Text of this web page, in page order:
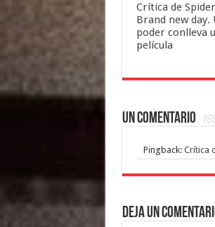
Crítica de
Brand new day.
poder conlleva
película
Un comentario
Pingback: Crítica
Deja un